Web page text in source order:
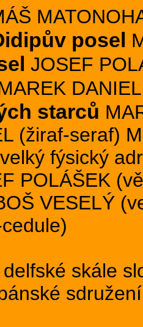
posel
JOSEF
DANIEL
starců
(žiraf-seraf)
fýsický
POLÁŠEK
VESELÝ
skále